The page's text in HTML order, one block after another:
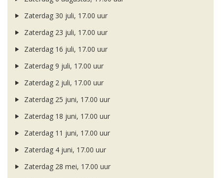
Zaterdag 30 juli, 17.00 uur
Zaterdag 23 juli, 17.00 uur
Zaterdag 16 juli, 17.00 uur
Zaterdag 9 juli, 17.00 uur
Zaterdag 2 juli, 17.00 uur
Zaterdag 25 juni, 17.00 uur
Zaterdag 18 juni, 17.00 uur
Zaterdag 11 juni, 17.00 uur
Zaterdag 4 juni, 17.00 uur
Zaterdag 28 mei, 17.00 uur